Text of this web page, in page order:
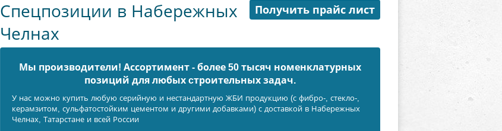
Получить прайс лист
Спецпозиции в Набережных
Челнах
Мы производители! Ассортимент - более 50 тысяч номенклатурных
позиций для любых cтроительных задач.
У нас можно купить любую серийную и нестандартную ЖБИ продукцию (с фибро-, стекло-,
керамзитом, сульфатостойким цементом и другими добавками) с доставкой в Набережных
Челнах, Татарстане и всей России